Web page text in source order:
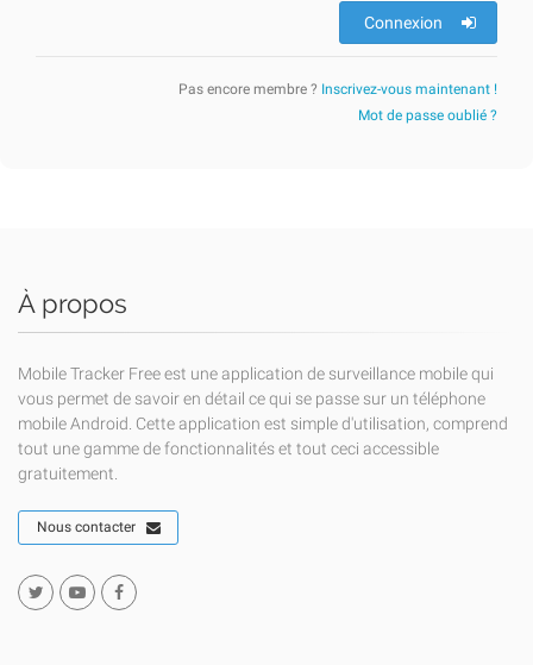
Connexion
Pas encore membre ? Inscrivez-vous maintenant !
Mot de passe oublié ?
À propos
Mobile Tracker Free est une application de surveillance mobile qui
vous permet de savoir en détail ce qui se passe sur un téléphone
mobile Android. Cette application est simple d'utilisation, comprend
tout une gamme de fonctionnalités et tout ceci accessible
gratuitement.
Nous contacter